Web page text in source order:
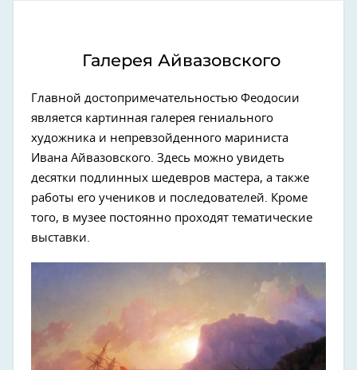
Галерея Айвазовского
Главной достопримечательностью Феодосии
является картинная галерея гениального
художника и непревзойденного мариниста
Ивана Айвазовского. Здесь можно увидеть
десятки подлинных шедевров мастера, а также
работы его учеников и последователей. Кроме
того, в музее постоянно проходят тематические
выставки.